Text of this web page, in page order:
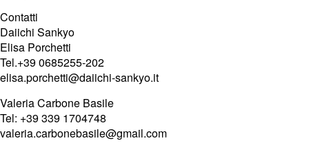
Contatti
Daiichi Sankyo
Elisa Porchetti
Tel.+39 0685255-202
elisa.porchetti@daiichi-sankyo.it
Valeria Carbone Basile
Tel: +39 339 1704748
valeria.carbonebasile@gmail.com